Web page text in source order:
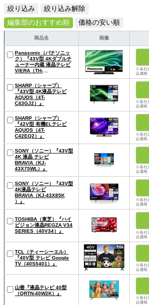
絞り込み
絞り込み解除
編集部のおすすめ順
価格の安い順
商品名 画像
Panasonic（パナソニッ
ク）『43V型 4Kダブルチ
ューナー内蔵 液晶テレビ
VIERA（TH-
※各社
込価格
SHARP（シャープ）
『43V型 4K液晶テレビ
AQUOS（4T-
C43GJ2）』
※各社
込価格
SHARP（シャープ）
『42V型 有機ELテレビ
AQUOS（4T-
C42EQ2）』
※各社
込価格
SONY（ソニー）『43V型
4K 液晶 テレビ
BRAVIA（KJ-
43X75WL）』
※各社
込価格
SONY（ソニー）『43V型
4K液晶テレビ
BRAVIA（KJ-43X85K
）』
※各社
込価格
TOSHIBA（東芝）『ハイ
ビジョン液晶REGZA V34
SERIES（40V34）』
※各社
込価格
TCL（ティーシーエル）
『40V型 テレビ Google
TV（40S5401）』
※各社
込価格
山善『液晶テレビ 40型
（QRTN-40W2K）』
※各社
込価格